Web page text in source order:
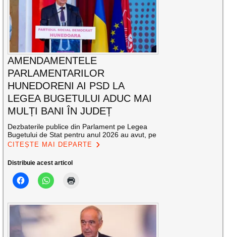
AMENDAMENTELE
PARLAMENTARILOR
HUNEDORENI AI PSD LA
LEGEA BUGETULUI ADUC MAI
MULȚI BANI ÎN JUDEȚ
Dezbaterile publice din Parlament pe Legea
Bugetului de Stat pentru anul 2026 au avut, pe
CITEȘTE MAI DEPARTE
Distribuie acest articol